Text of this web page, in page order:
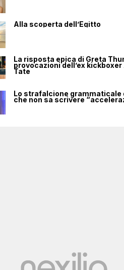
Alla scoperta dell’Egitto
La risposta epica di Greta
provocazioni dell’ex
Tate
Lo strafalcione grammaticale
che non sa scrivere